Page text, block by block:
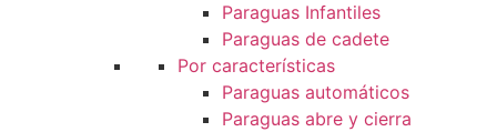
Paraguas Infantiles
Paraguas de cadete
Por características
Paraguas automáticos
Paraguas abre y cierra